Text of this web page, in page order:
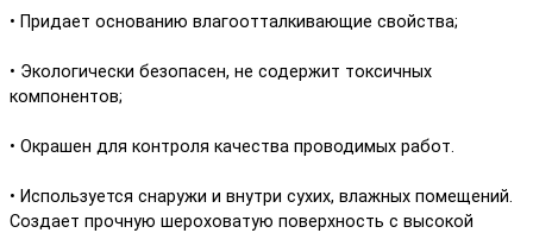
• Придает основанию влагоотталкивающие свойства;
• Экологически безопасен, не содержит токсичных
компонентов;
• Окрашен для контроля качества проводимых работ.
• Используется снаружи и внутри сухих, влажных помещений.
Создает прочную шероховатую поверхность с высокой